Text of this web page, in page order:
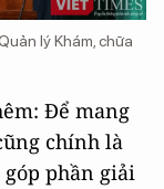
lý Khám, chữa
Để mang
chính là
phần giải